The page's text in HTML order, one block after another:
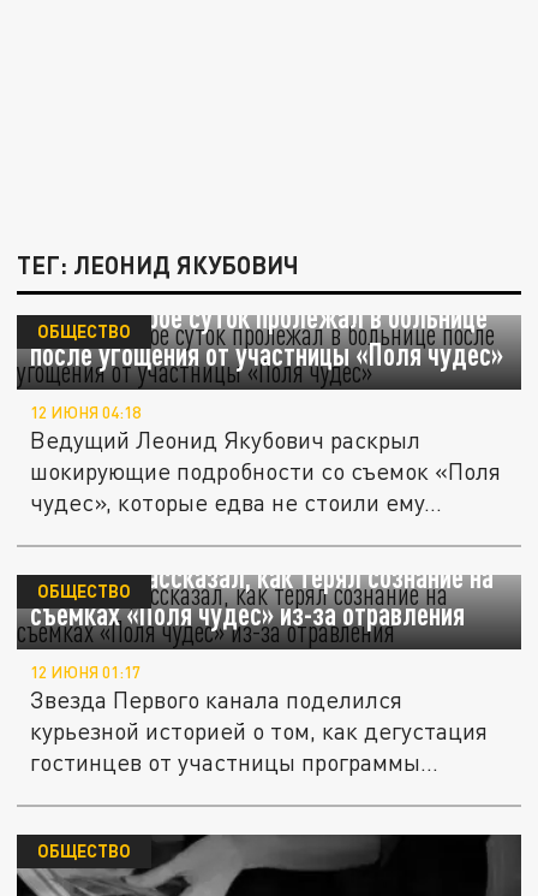
ТЕГ: ЛЕОНИД ЯКУБОВИЧ
Якубович трое суток пролежал в больнице
после угощения от участницы «Поля чудес»
ОБЩЕСТВО
12 ИЮНЯ 04:18
Ведущий Леонид Якубович раскрыл
шокирующие подробности со съемок «Поля
чудес», которые едва не стоили ему...
Якубович рассказал, как терял сознание на
съемках «Поля чудес» из-за отравления
ОБЩЕСТВО
12 ИЮНЯ 01:17
Звезда Первого канала поделился
курьезной историей о том, как дегустация
гостинцев от участницы программы...
ОБЩЕСТВО